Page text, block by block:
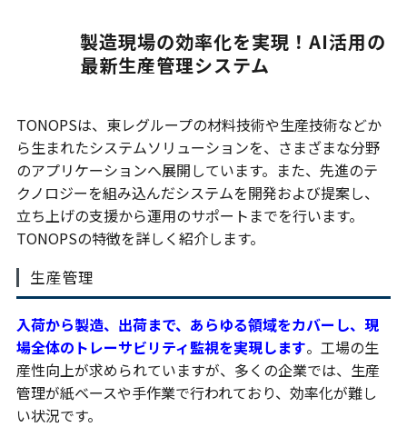
製造現場の効率化を実現！AI活用の
最新生産管理システム
TONOPSは、東レグループの材料技術や生産技術などか
ら生まれたシステムソリューションを、さまざまな分野
のアプリケーションへ展開しています。また、先進のテ
クノロジーを組み込んだシステムを開発および提案し、
立ち上げの支援から運用のサポートまでを行います。
TONOPSの特徴を詳しく紹介します。
生産管理
入荷から製造、出荷まで、あらゆる領域をカバーし、現
場全体のトレーサビリティ監視を実現します。工場の生
産性向上が求められていますが、多くの企業では、生産
管理が紙ベースや手作業で行われており、効率化が難し
い状況です。